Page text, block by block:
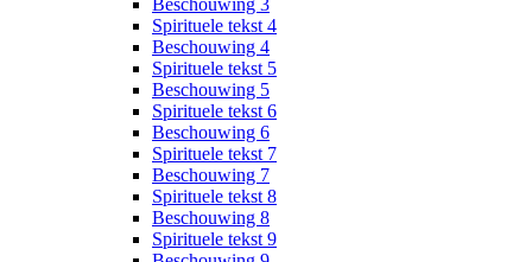
Spirituele tekst 4
Beschouwing 4
Spirituele tekst 5
Beschouwing 5
Spirituele tekst 6
Beschouwing 6
Spirituele tekst 7
Beschouwing 7
Spirituele tekst 8
Beschouwing 8
Spirituele tekst 9